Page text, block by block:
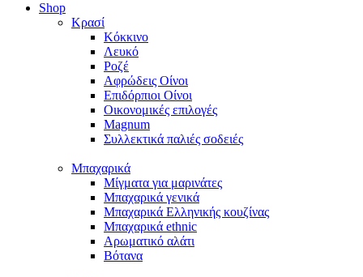
Shop
Κρασί
Κόκκινο
Λευκό
Ροζέ
Αφρώδεις Οίνοι
Επιδόρπιοι Οίνοι
Οικονομικές επιλογές
Magnum
Συλλεκτικά παλιές σοδειές
Μπαχαρικά
Μίγματα για μαρινάτες
Μπαχαρικά γενικά
Μπαχαρικά Ελληνικής κουζίνας
Μπαχαρικά ethnic
Αρωματικό αλάτι
Βότανα